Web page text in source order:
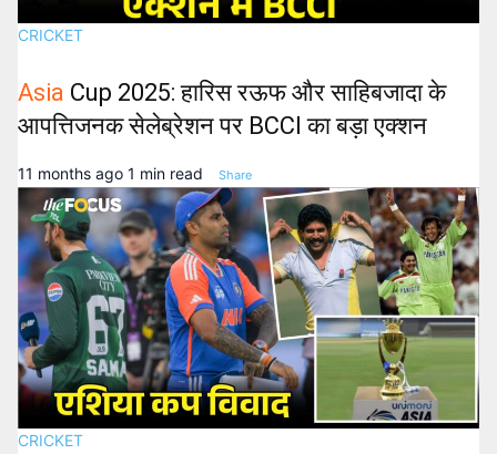
CRICKET
Asia Cup 2025: हारिस रऊफ और साहिबजादा के
आपत्तिजनक सेलेब्रेशन पर BCCI का बड़ा एक्शन
11 months ago 1 min read Share
CRICKET